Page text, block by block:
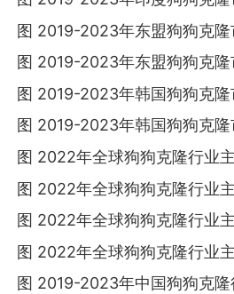
图 2019-2023年东盟狗狗克
图 2019-2023年东盟狗狗克
图 2019-2023年韩国狗狗克
图 2019-2023年韩国狗狗克
图 2022年全球狗狗克隆行业
图 2022年全球狗狗克隆行业
图 2022年全球狗狗克隆行业
图 2022年全球狗狗克隆行业
图 2019-2023年中国狗狗克